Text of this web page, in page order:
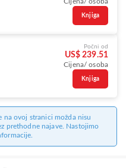
Knjiga
Počni od
US$ 239.51
Cijena/ osoba
Knjiga
na ovoj stranici možda nisu
prethodne najave. Nastojimo